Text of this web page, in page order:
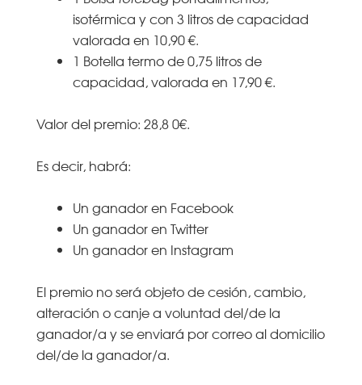
isotérmica y con 3 litros de capacidad
valorada en 10,90 €.
1 Botella termo de 0,75 litros de
capacidad, valorada en 17,90 €.
Valor del premio: 28,8 0€.
Es decir, habrá:
Un ganador en Facebook
Un ganador en Twitter
Un ganador en Instagram
El premio no será objeto de cesión, cambio,
alteración o canje a voluntad del/de la
ganador/a y se enviará por correo al domicilio
del/de la ganador/a.